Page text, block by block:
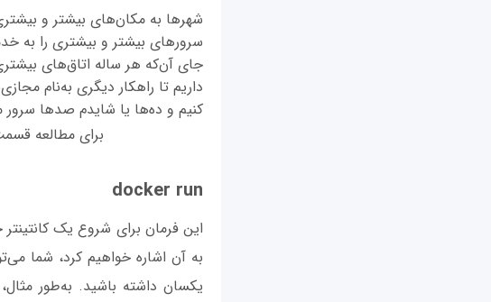
شهرها به مکان‌های بیشتر و
سرورهای بیشتر و بیشتری را به
جای آن‌که هر ساله اتاق‌های
داریم تا راهکار دیگری به‌نام
کنیم و ده‌ها یا شایدم صدها سرور
برای مطالعه
docker run
این فرمان برای شروع یک
به آن اشاره خواهیم کرد، شما
یکسان داشته باشید. به‌طور